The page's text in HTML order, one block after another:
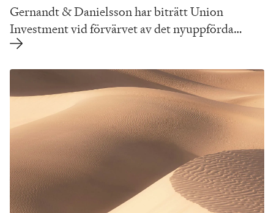
Gernandt & Danielsson har biträtt Union
Investment vid förvärvet av det nyuppförda…